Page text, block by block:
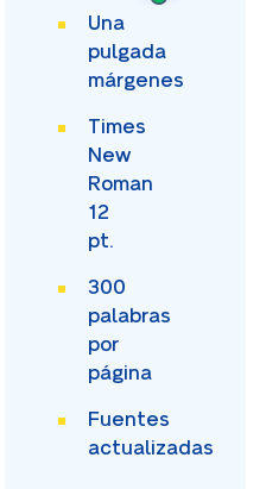
Una
pulgada
márgenes
Times
New
Roman
12
pt.
300
palabras
por
página
Fuentes
actualizadas